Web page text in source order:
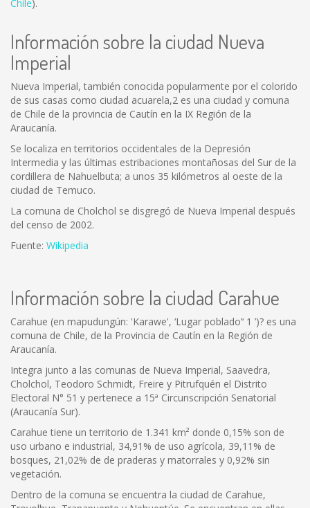
Chile).
Información sobre la ciudad Nueva
Imperial
Nueva Imperial, también conocida popularmente por el colorido
de sus casas como ciudad acuarela,2 es una ciudad y comuna
de Chile de la provincia de Cautín en la IX Región de la
Araucanía.
Se localiza en territorios occidentales de la Depresión
Intermedia y las últimas estribaciones montañosas del Sur de la
cordillera de Nahuelbuta; a unos 35 kilómetros al oeste de la
ciudad de Temuco.
La comuna de Cholchol se disgregó de Nueva Imperial después
del censo de 2002.
Fuente: Wikipedia
Información sobre la ciudad Carahue
Carahue (en mapudungún: 'Karawe', ‘Lugar poblado’‘ 1 ’)? es una
comuna de Chile, de la Provincia de Cautín en la Región de
Araucanía.
Integra junto a las comunas de Nueva Imperial, Saavedra,
Cholchol, Teodoro Schmidt, Freire y Pitrufquén el Distrito
Electoral N° 51 y pertenece a 15ª Circunscripción Senatorial
(Araucanía Sur).
Carahue tiene un territorio de 1.341 km² donde 0,15% son de
uso urbano e industrial, 34,91% de uso agrícola, 39,11% de
bosques, 21,02% de de praderas y matorrales y 0,92% sin
vegetación.
Dentro de la comuna se encuentra la ciudad de Carahue,